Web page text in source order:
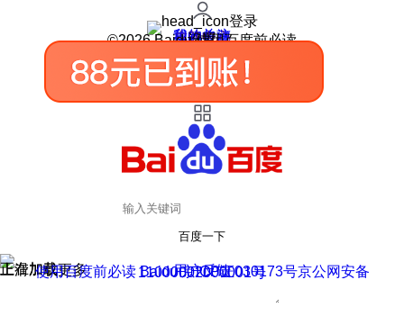
登录
我的关注
我的收藏
皮肤中心
用户反馈
设置
©2026 Baidu 使用百度前必读
百度一下
正在加载
上滑加载更多 用户反馈
使用百度前必读 Baidu 京ICP证030173号
京公网安备11000002000001号